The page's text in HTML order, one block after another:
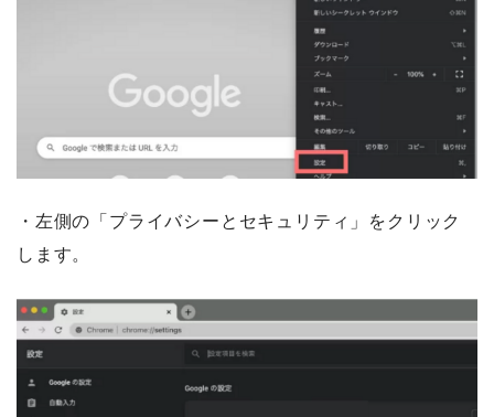
・左側の「プライバシーとセキュリティ」をクリック
します。